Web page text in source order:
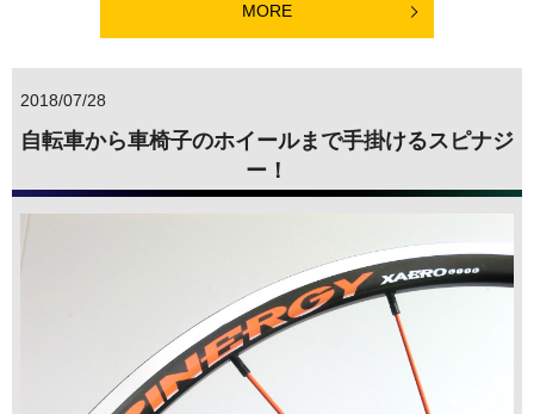
MORE
2018/07/28
自転車から車椅子のホイールまで手掛けるスピナジ
ー！